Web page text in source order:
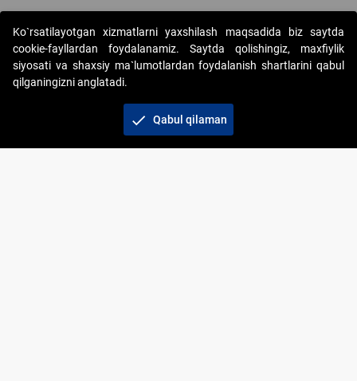
Copyright © 2017-2026. "Elektron onlayn-auksionlarni
tashkil etish" AJ. Barcha huquqlar himoyalangan
Ko`rsatilayotgan xizmatlarni yaxshilash maqsadida biz saytda
cookie-fayllardan foydalanamiz. Saytda qolishingiz, maxfiylik
siyosati va shaxsiy ma`lumotlardan foydalanish shartlarini qabul
qilganingizni anglatadi.
check Qabul qilaman